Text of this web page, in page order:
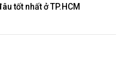
tốt nhất ở TP.HCM